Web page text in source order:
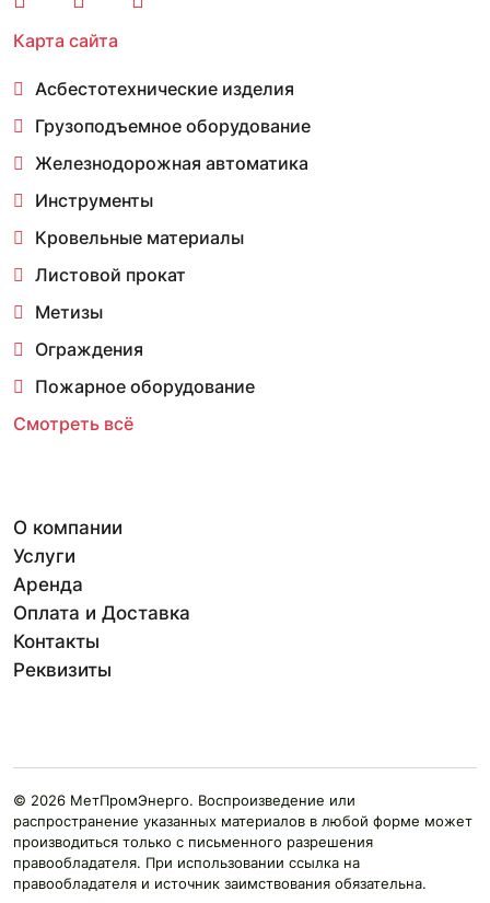
Карта сайта
Асбестотехнические изделия
Грузоподъемное оборудование
Железнодорожная автоматика
Инструменты
Кровельные материалы
Листовой прокат
Метизы
Ограждения
Пожарное оборудование
Смотреть всё
О компании
Услуги
Аренда
Оплата и Доставка
Контакты
Реквизиты
© 2026 МетПромЭнерго. Воспроизведение или
распространение указанных материалов в любой форме может
производиться только с письменного разрешения
правообладателя. При использовании ссылка на
правообладателя и источник заимствования обязательна.